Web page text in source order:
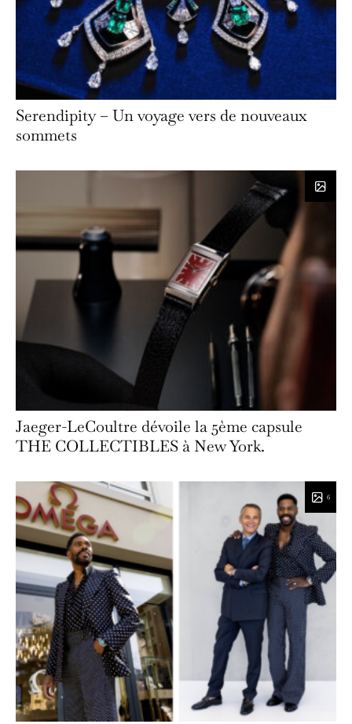
Serendipity – Un voyage vers de nouveaux
sommets
Jaeger-LeCoultre dévoile la 5ème capsule
THE COLLECTIBLES à New York.
6